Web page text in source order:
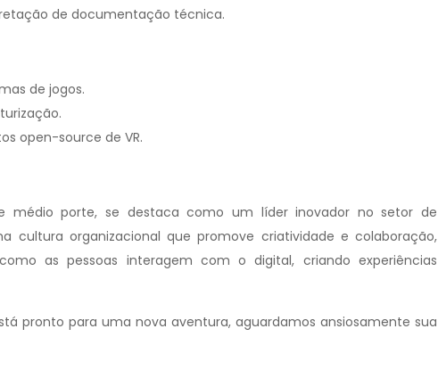
de documentação técnica.
de jogos.
open-source de VR.
médio porte, se destaca como um líder inovador no setor de
cultura organizacional que promove criatividade e colaboração,
as pessoas interagem com o digital, criando experiências
pronto para uma nova aventura, aguardamos ansiosamente sua